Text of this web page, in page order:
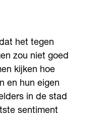
het tegen
zou niet goed
kijken hoe
en hun eigen
in de stad
sentiment